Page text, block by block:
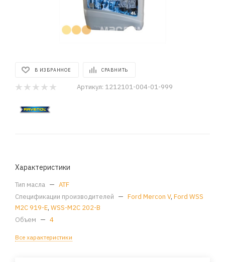
В ИЗБРАННОЕ СРАВНИТЬ
Артикул: 1212101-004-01-999
Характеристики
Тип масла — ATF
Спецификации производителей — Ford Mercon V, Ford WSS
M2C 919-E, WSS-M2C 202-B
Объем — 4
Все характеристики